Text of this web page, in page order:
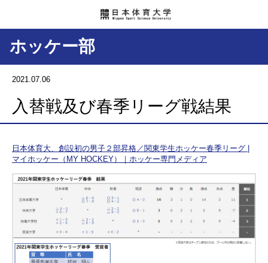
ホッケー部
2021.07.06
入替戦及び春季リーグ戦結果
日本体育大、創設初の男子２部昇格／関東学生ホッケー春季リーグ |
マイホッケー（MY HOCKEY）｜ホッケー専門メディア